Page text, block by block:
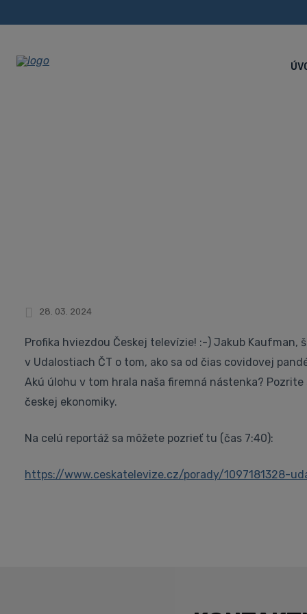
28. 03. 2024
Profika hviezdou Českej televízie! :-) Jakub Kaufman,
v Udalostiach ČT o tom, ako sa od čias covidovej
Akú úlohu v tom hrala naša firemná nástenka?
českej ekonomiky.
Na celú reportáž sa môžete pozrieť tu (čas 7:40):
https://www.ceskatelevize.cz/porady/1097181328-